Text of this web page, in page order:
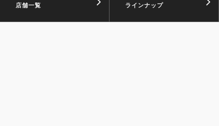
店舗一覧 ラインナップ